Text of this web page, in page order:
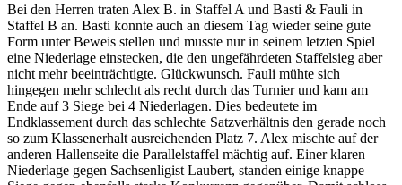
Bei den Herren traten Alex B. in Staffel A und Basti & Fauli in
Staffel B an. Basti konnte auch an diesem Tag wieder seine gute
Form unter Beweis stellen und musste nur in seinem letzten Spiel
eine Niederlage einstecken, die den ungefährdeten Staffelsieg aber
nicht mehr beeinträchtigte. Glückwunsch. Fauli mühte sich
hingegen mehr schlecht als recht durch das Turnier und kam am
Ende auf 3 Siege bei 4 Niederlagen. Dies bedeutete im
Endklassement durch das schlechte Satzverhältnis den gerade noch
so zum Klassenerhalt ausreichenden Platz 7. Alex mischte auf der
anderen Hallenseite die Parallelstaffel mächtig auf. Einer klaren
Niederlage gegen Sachsenligist Laubert, standen einige knappe